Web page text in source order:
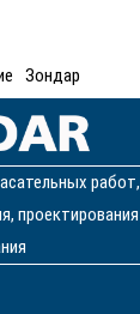
Зондар
работ,
проектирования